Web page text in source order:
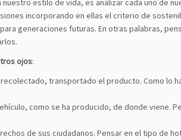
estilo de vida, es analizar cada uno de
incorporando en ellas el criterio de
generaciones futuras. En otras palabras,
ojos:
transportado el producto. Como lo
como se ha producido, de donde viene.
de sus ciudadanos. Pensar en el tipo de